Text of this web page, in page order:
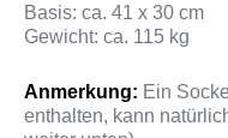
Basis: ca. 41 x 30 cm
Gewicht: ca. 115 kg
Anmerkung: Ein
enthalten, kann